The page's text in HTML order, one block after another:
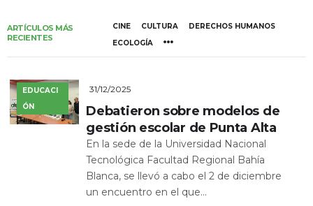
ARTÍCULOS MÁS
RECIENTES
CINE CULTURA
DERECHOS HUMANOS
ECOLOGÍA
EDUCACI
ÓN
31/12/2025
Debatieron sobre modelos de
gestión escolar de Punta Alta
En la sede de la Universidad Nacional
Tecnológica Facultad Regional Bahía
Blanca, se llevó a cabo el 2 de diciembre
un encuentro en el que...